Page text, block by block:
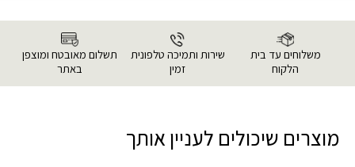
משלוחים עד בית
הלקוח
שירות ותמיכה טלפונית
זמין
תשלום מאובטח ומוצפן
באתר
מוצרים שיכולים לעניין אותך